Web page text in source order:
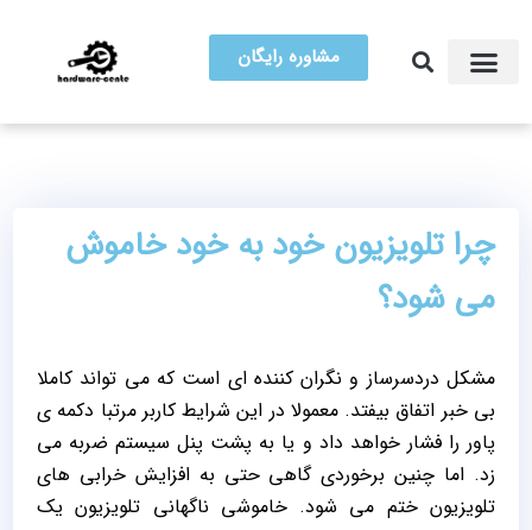
مشاوره رایگان
چرا تلویزیون خود به خود خاموش
می شود؟
مشکل دردسرساز و نگران کننده ای است که می تواند کاملا
بی خبر اتفاق بیفتد. معمولا در این شرایط کاربر مرتبا دکمه ی
پاور را فشار خواهد داد و یا به پشت پنل سیستم ضربه می
زد. اما چنین برخوردی گاهی حتی به افزایش خرابی های
تلویزیون ختم می شود. خاموشی ناگهانی تلویزیون یک